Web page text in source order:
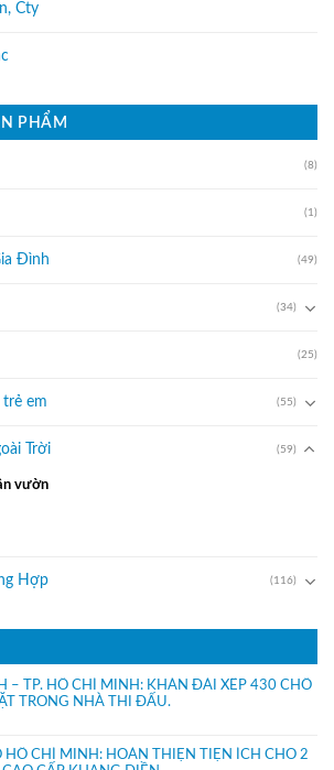
Cty
PHẨM
(8)
(1)
Đình (49)
(34)
(25)
trẻ em (55)
Trời (59)
vườn
Hợp (116)
– TP. HỒ CHÍ MINH: KHÁN ĐÀI XẾP 430 CHỔ
TRONG NHÀ THI ĐẤU.
HỒ CHÍ MINH: HOÀN THIỆN TIỆN ÍCH CHO 2